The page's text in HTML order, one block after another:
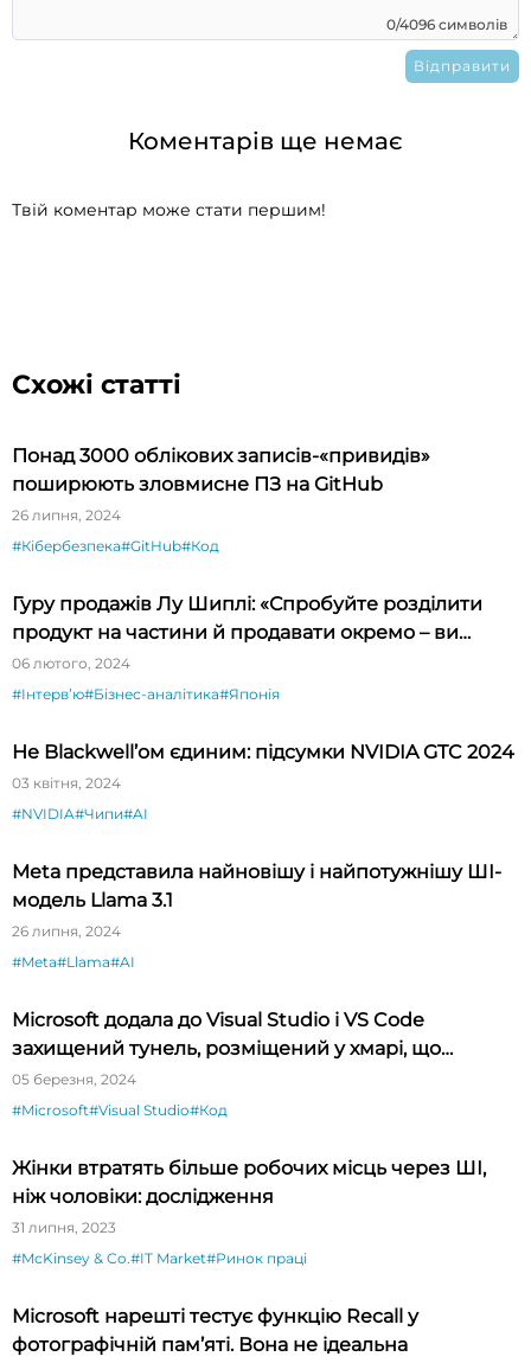
0/4096 символів
Коментарів ще немає
Твій коментар може стати першим!
Схожі статті
Понад 3000 облікових записів-«привидів»
поширюють зловмисне ПЗ на GitHub
26 липня, 2024
#Кібербезпека#GitHub#Код
Гуру продажів Лу Шиплі: «Спробуйте розділити
продукт на частини й продавати окремо – ви
будете вражені»
06 лютого, 2024
#Інтервʼю#Бізнес-аналітика#Японія
Не Blackwell’ом єдиним: підсумки NVIDIA GTC 2024
03 квітня, 2024
#NVIDIA#Чипи#AI
Meta представила найновішу і найпотужнішу ШІ-
модель Llama 3.1
26 липня, 2024
#Meta#Llama#AI
Microsoft додала до Visual Studio і VS Code
захищений тунель, розміщений у хмарі, що
спрощує тестування API
05 березня, 2024
#Microsoft#Visual Studio#Код
Жінки втратять більше робочих місць через ШІ,
ніж чоловіки: дослідження
31 липня, 2023
#McKinsey & Co.#IT Market#Ринок праці
Microsoft нарешті тестує функцію Recall у
фотографічній пам’яті. Вона не ідеальна